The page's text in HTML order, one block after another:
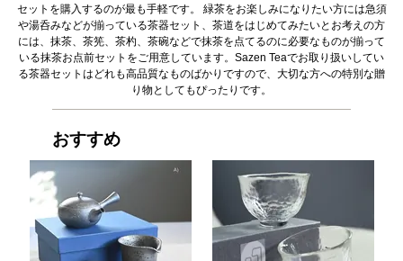
セットを購入するのが最も手軽です。 緑茶をお楽しみになりたい方には急須
や湯呑みなどが揃っている茶器セット、茶道をはじめてみたいとお考えの方
には、抹茶、茶筅、茶杓、茶碗などで抹茶を点てるのに必要なものが揃って
いる抹茶お点前セットをご用意しています。Sazen Teaでお取り扱いしてい
る茶器セットはどれも高品質なものばかりですので、大切な方への特別な贈
り物としてもぴったりです。
おすすめ